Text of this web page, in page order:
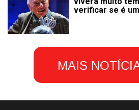
verificar se é
MAIS